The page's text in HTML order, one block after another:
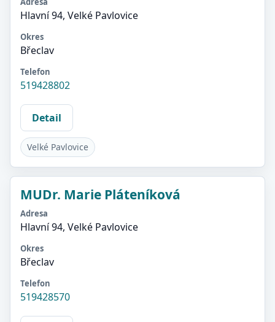
Hlavní 94, Velké Pavlovice
Okres
Břeclav
Telefon
519428802
Detail
Velké Pavlovice
MUDr. Marie Pláteníková
Adresa
Hlavní 94, Velké Pavlovice
Okres
Břeclav
Telefon
519428570